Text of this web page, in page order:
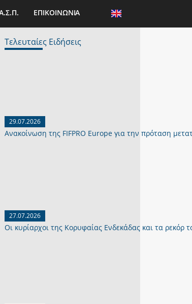
ΕΠΙΚΟΙΝΩΝΙΑ
Τελευταίες Ειδήσεις
29.07.2026
Ανακοίνωση της FIFPRO Europe για την πρόταση
27.07.2026
Οι κυρίαρχοι της Κορυφαίας Ενδεκάδας και τα ρεκόρ